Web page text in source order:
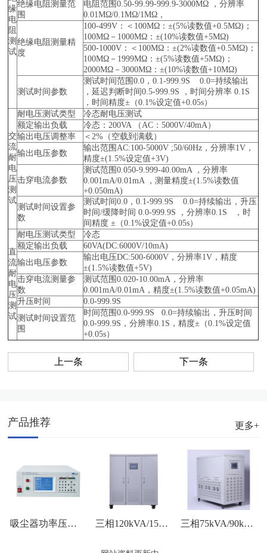
缘
电
阻
测
试
绝缘电阻测量范
围
电阻范围0.50-99.99-999.9-3000MΩ ，分辨率
0.01MΩ/0.1MΩ/1MΩ，
绝缘电阻测量精
度
100-499V：＜100MΩ：±(5%读数值+0.5MΩ)；
100MΩ－1000MΩ：±(10%读数值+5MΩ)
500-1000V：＜100MΩ：±(2%读数值+0.5MΩ)；
100MΩ－1999MΩ：±(5%读数值+5MΩ)；
2000MΩ－3000MΩ：±(10%读数值+10MΩ)
测试时间参数
测试时间范围0.0，0.1-999.9S 0.0=持续输出
，延迟判断时间0.5-999.9S ，时间分辨率 0.1S
，时间精度±（0.1%设定值+0.05s）
交
流
耐
电
压
测
试
耐电压测试类型
冷态耐电压测试
额定输出负载
冷态：200VA （AC：5000V/40mA）
输出电压调整率
＜2%（空载到满载）
输出电压参数
输出范围AC:100-5000V ;50/60Hz，分辨率1V，
精度±(1.5%设定值+3V)
击穿电流参数
测试范围0.050-9.999-40.00mA ，分辨率
0.001mA/0.01mA ，测量精度±(1.5%读数值
+0.050mA)
测试时间设置参
数
测试时间0.0，0.1-999.9S 0.0=持续输出，升压
时间/缓降时间 0.0-999.9S ，分辨率0.1S ，时
间精度 ±（0.1%设定值+0.05s）
直
流
耐
电
压
测
试
耐电压测试类型
冷态
额定输出负载
60VA(DC:6000V/10mA)
输出电压参数
输出电压DC:500-6000V，分辨率1V，精度
±(1.5%读数值+5V)
击穿电流测量参
数
测试范围0.020-10.00mA，分辨率
0.001mA/0.01mA，精度±(1.5%读数值+0.05mA)
升压时间
0.0-999.9S
测试时间设置范
围
时间范围0.0-999.9S 0.0=持续输出，升压时间
0.0-999.9S，分辨率0.1S，精度±（0.1%设定值
+0.05s）
上一条 下一条
产品推荐 更多+
吸尘器功率压力测试 三相120kVA/150kVA外观图 三相75kVA/90kVA/100kVA外观图